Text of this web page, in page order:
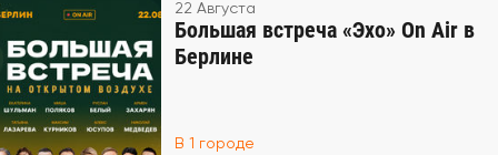
22 Августа
Большая встреча «Эхо» On Air в
Берлине
В 1 городе